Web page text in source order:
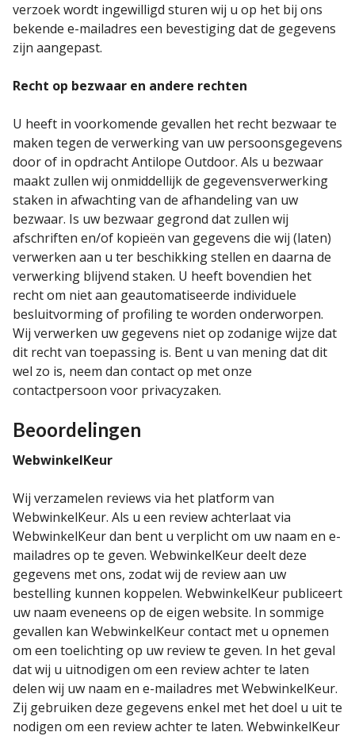
verzoek wordt ingewilligd sturen wij u op het bij ons
bekende e-mailadres een bevestiging dat de gegevens
zijn aangepast.
Recht op bezwaar en andere rechten
U heeft in voorkomende gevallen het recht bezwaar te
maken tegen de verwerking van uw persoonsgegevens
door of in opdracht Antilope Outdoor. Als u bezwaar
maakt zullen wij onmiddellijk de gegevensverwerking
staken in afwachting van de afhandeling van uw
bezwaar. Is uw bezwaar gegrond dat zullen wij
afschriften en/of kopieën van gegevens die wij (laten)
verwerken aan u ter beschikking stellen en daarna de
verwerking blijvend staken. U heeft bovendien het
recht om niet aan geautomatiseerde individuele
besluitvorming of profiling te worden onderworpen.
Wij verwerken uw gegevens niet op zodanige wijze dat
dit recht van toepassing is. Bent u van mening dat dit
wel zo is, neem dan contact op met onze
contactpersoon voor privacyzaken.
Beoordelingen
WebwinkelKeur
Wij verzamelen reviews via het platform van
WebwinkelKeur. Als u een review achterlaat via
WebwinkelKeur dan bent u verplicht om uw naam en e-
mailadres op te geven. WebwinkelKeur deelt deze
gegevens met ons, zodat wij de review aan uw
bestelling kunnen koppelen. WebwinkelKeur publiceert
uw naam eveneens op de eigen website. In sommige
gevallen kan WebwinkelKeur contact met u opnemen
om een toelichting op uw review te geven. In het geval
dat wij u uitnodigen om een review achter te laten
delen wij uw naam en e-mailadres met WebwinkelKeur.
Zij gebruiken deze gegevens enkel met het doel u uit te
nodigen om een review achter te laten. WebwinkelKeur